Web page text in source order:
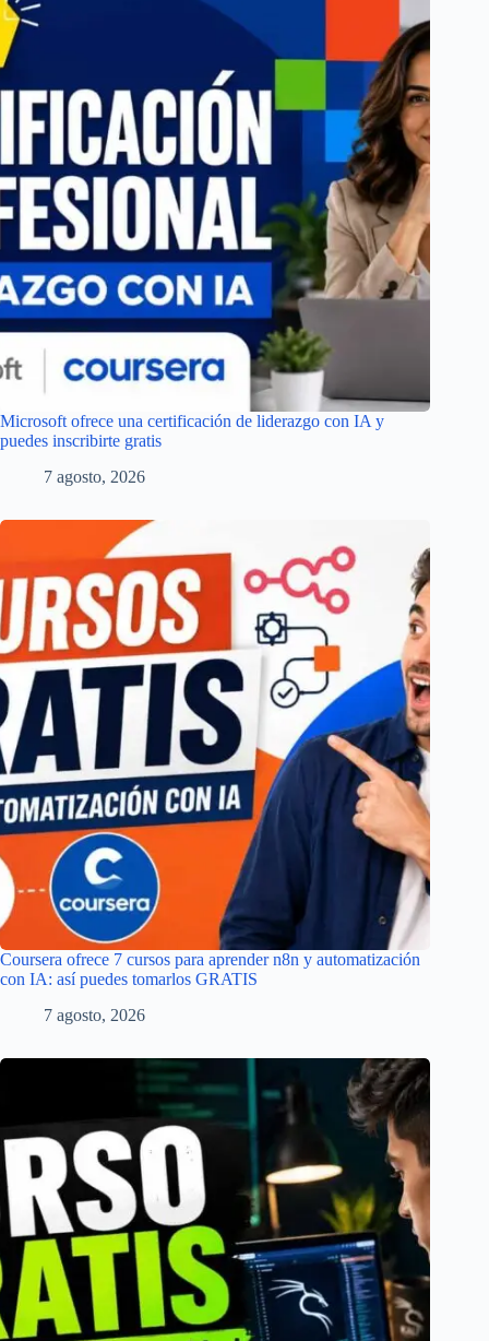
Microsoft ofrece una certificación de liderazgo con IA y
puedes inscribirte gratis
7 agosto, 2026
Coursera ofrece 7 cursos para aprender n8n y automatización
con IA: así puedes tomarlos GRATIS
7 agosto, 2026